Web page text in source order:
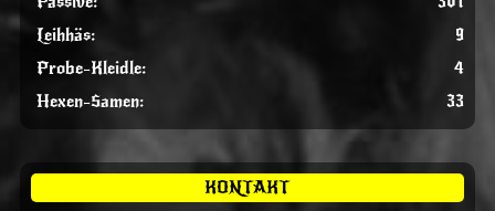
Leihhäs:
9
Probe-Kleidle:
4
Hexen-Samen:
33
KONTAKT